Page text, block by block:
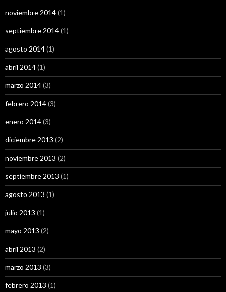
noviembre 2014(1)
septiembre 2014(1)
agosto 2014(1)
abril 2014(1)
marzo 2014(3)
febrero 2014(3)
enero 2014(3)
diciembre 2013 (2)
noviembre 2013 (2)
septiembre 2013 (1)
agosto 2013 (1)
julio 2013 (1)
mayo 2013 (2)
abril 2013 (2)
marzo 2013 (3)
febrero 2013 (1)